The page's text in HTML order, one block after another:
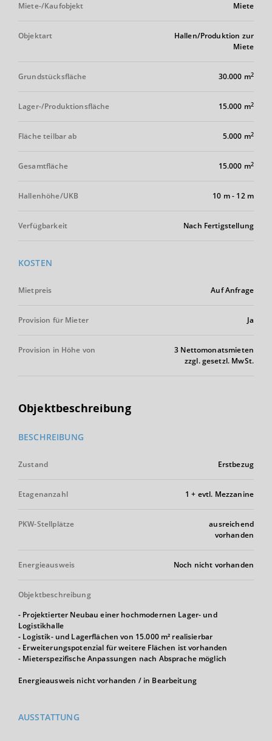
Miete-/Kaufobjekt Miete
Objektart
Hallen/Produktion zur
Miete
Grundstücksfläche 30.000 m2
Lager-/Produktionsfläche 15.000 m2
Fläche teilbar ab 5.000 m2
Gesamtfläche 15.000 m2
Hallenhöhe/UKB 10 m- 12 m
Verfügbarkeit Nach Fertigstellung
KOSTEN
Mietpreis Auf Anfrage
Provision für Mieter Ja
Provision in Höhe von
3 Nettomonatsmieten
zzgl. gesetzl. MwSt.
Objektbeschreibung
BESCHREIBUNG
Zustand Erstbezug
Etagenanzahl 1 + evtl. Mezzanine
PKW-Stellplätze
ausreichend
vorhanden
Energieausweis Noch nicht vorhanden
Objektbeschreibung
- Projektierter Neubau einer hochmodernen Lager- und
Logistikhalle
- Logistik- und Lagerflächen von 15.000 m² realisierbar
- Erweiterungspotenzial für weitere Flächen ist vorhanden
- Mieterspezifische Anpassungen nach Absprache möglich
Energieausweis nicht vorhanden / in Bearbeitung
AUSSTATTUNG